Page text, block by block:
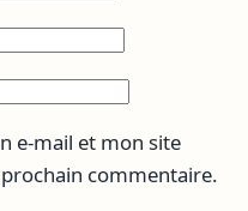
e-mail et mon site
commentaire.